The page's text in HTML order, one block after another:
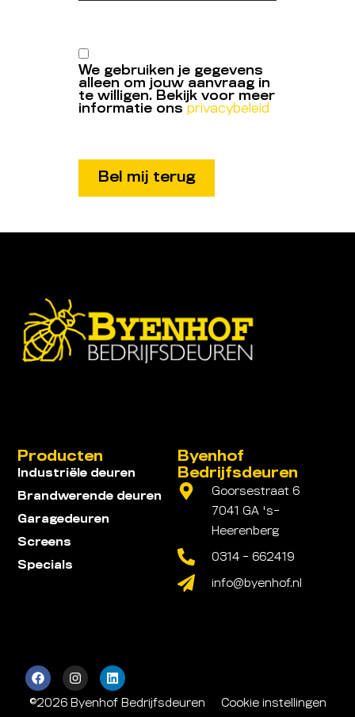
We gebruiken je gegevens
alleen om jouw aanvraag in
te willigen. Bekijk voor meer
informatie ons privacybeleid
Byenhof
Bedrijfsdeuren
Goorsestraat 6
7041 GA 's-
Heerenberg
0314 - 662419
info@byenhof.nl
Producten
Industriële deuren
Brandwerende deuren
Garagedeuren
Screens
Specials
©2026 Byenhof Bedrijfsdeuren Cookie instellingen